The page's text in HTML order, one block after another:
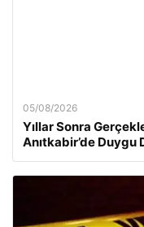
05/08/2026
Yıllar Sonra
Anıtkabir’de Duygu